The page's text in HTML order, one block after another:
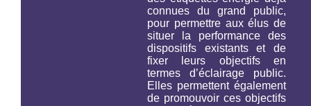
connues du grand public,
pour permettre aux élus de
situer la performance des
dispositifs existants et de
fixer leurs objectifs en
termes d’éclairage public.
Elles permettent également
de promouvoir ces objectifs